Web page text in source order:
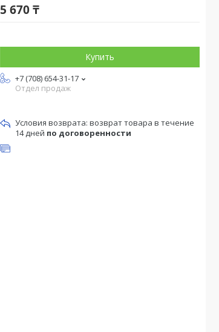
5 670 ₸
Купить
+7 (708) 654-31-17
Отдел продаж
возврат товара в течение
14 дней по договоренности